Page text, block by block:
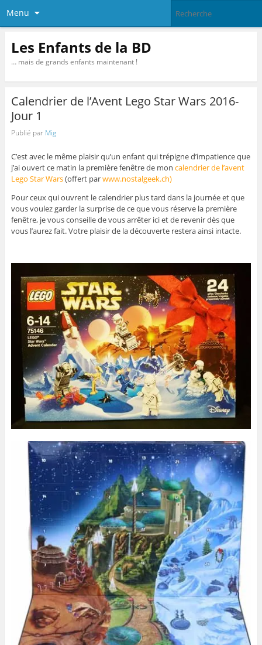
Menu
Les Enfants de la BD
… mais de grands enfants maintenant !
Calendrier de l’Avent Lego Star Wars 2016-
Jour 1
Publié par Mig
C’est avec le même plaisir qu’un enfant qui trépigne d’impatience que
j’ai ouvert ce matin la première fenêtre de mon calendrier de l’avent
Lego Star Wars(offert parwww.nostalgeek.ch)
Pour ceux qui ouvrent le calendrier plus tard dans la journée et que
vous voulez garder la surprise de ce que vous réserve la première
fenêtre, je vous conseille de vous arrêter ici et de revenir dès que
vous l’aurez fait. Votre plaisir de la découverte restera ainsi intacte.